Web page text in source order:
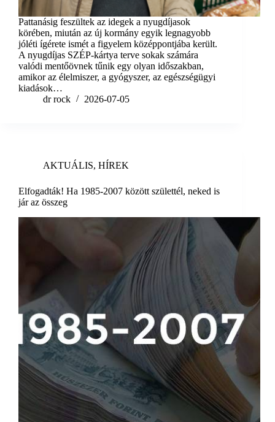
Pattanásig feszültek az idegek a nyugdíjasok
körében, miután az új kormány egyik legnagyobb
jóléti ígérete ismét a figyelem középpontjába került.
A nyugdíjas SZÉP-kártya terve sokak számára
valódi mentőövnek tűnik egy olyan időszakban,
amikor az élelmiszer, a gyógyszer, az egészségügyi
kiadások…
dr rock
2026-07-05
AKTUÁLIS, HÍREK
Elfogadták! Ha 1985-2007 között születtél, neked is
jár az összeg